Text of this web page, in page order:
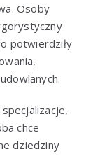
Osoby
potwierdziły
chce
dziedziny